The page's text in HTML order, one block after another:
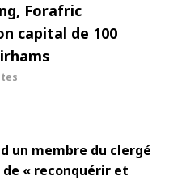
Forafric
capital de 100
un membre du clergé
de « reconquérir et